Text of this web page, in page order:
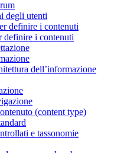
degli utenti
definire i contenuti
definire i contenuti
dell’informazione
(content type)
e tassonomie